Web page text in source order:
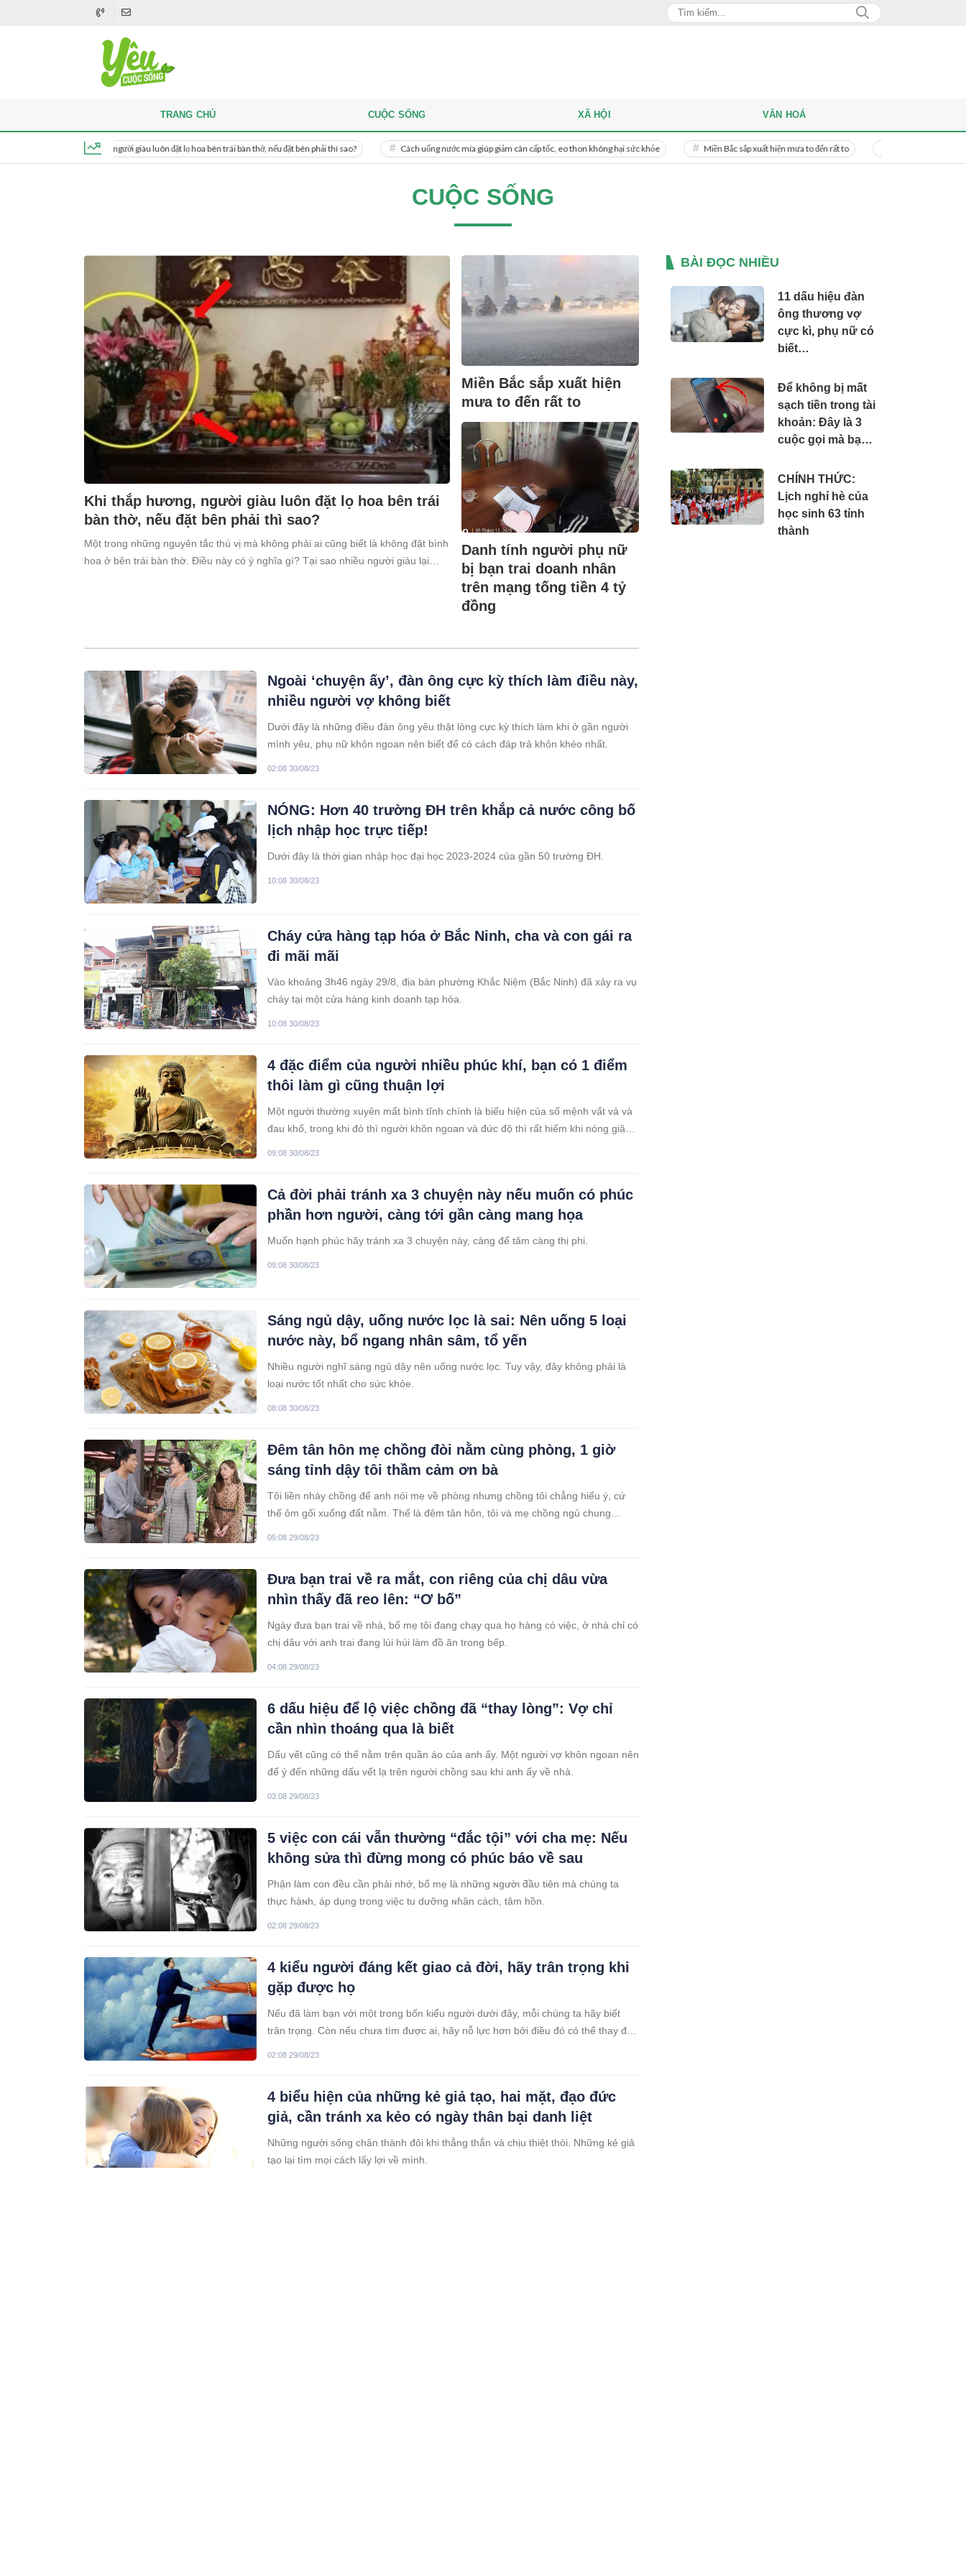
Khi thắp hương, người giàu luôn đặt lọ hoa bên trái bàn thờ, nếu đặt bên phải thì sao? Cách uống nước mía giúp giảm cân cấp tốc, eo thon không hại sức khỏe Miền Bắc sắp xuất hiện mưa to đến rất to Danh tính người phụ nữ bị bạn
TRANG CHỦ CUỘC SỐNG XÃ HỘI VĂN HOÁ
CUỘC SỐNG
Khi thắp hương, người giàu luôn đặt lọ hoa bên trái
bàn thờ, nếu đặt bên phải thì sao?
Một trong những nguyên tắc thú vị mà không phải ai cũng biết là không đặt bình
hoa ở bên trái bàn thờ. Điều này có ý nghĩa gì? Tại sao nhiều người giàu lại
Miền Bắc sắp xuất hiện
mưa to đến rất to
Danh tính người phụ nữ
bị bạn trai doanh nhân
trên mạng tống tiền 4 tỷ
đồng
Ngoài ‘chuyện ấy’, đàn ông cực kỳ thích làm điều này,
nhiều người vợ không biết
Dưới đây là những điều đàn ông yêu thật lòng cực kỳ thích làm khi ở gần người
mình yêu, phụ nữ khôn ngoan nên biết để có cách đáp trả khôn khéo nhất.
02:08 30/08/23
NÓNG: Hơn 40 trường ĐH trên khắp cả nước công bố
lịch nhập học trực tiếp!
Dưới đây là thời gian nhập học đại học 2023-2024 của gần 50 trường ĐH.
10:08 30/08/23
Cháy cửa hàng tạp hóa ở Bắc Ninh, cha và con gái ra
đi mãi mãi
Vào khoảng 3h46 ngày 29/8, địa bàn phường Khắc Niệm (Bắc Ninh) đã xảy ra vụ
cháy tại một cửa hàng kinh doanh tạp hóa.
10:08 30/08/23
4 đặc điểm của người nhiều phúc khí, bạn có 1 điểm
thôi làm gì cũng thuận lợi
Một người thường xuyên mất bình tĩnh chính là biểu hiện của số mệnh vất vả và
đau khổ, trong khi đó thì người khôn ngoan và đức độ thì rất hiếm khi nóng giận
09:08 30/08/23
Cả đời phải tránh xa 3 chuyện này nếu muốn có phúc
phần hơn người, càng tới gần càng mang họa
Muốn hạnh phúc hãy tránh xa 3 chuyện này, càng để tâm càng thị phi.
09:08 30/08/23
Sáng ngủ dậy, uống nước lọc là sai: Nên uống 5 loại
nước này, bổ ngang nhân sâm, tổ yến
Nhiều người nghĩ sáng ngủ dậy nên uống nước lọc. Tuy vậy, đây không phải là
loại nước tốt nhất cho sức khỏe.
08:08 30/08/23
Đêm tân hôn mẹ chồng đòi nằm cùng phòng, 1 giờ
sáng tỉnh dậy tôi thầm cảm ơn bà
Tôi liền nháy chồng để anh nói mẹ về phòng nhưng chồng tôi chẳng hiểu ý, cứ
thế ôm gối xuống đất nằm. Thế là đêm tân hôn, tôi và mẹ chồng ngủ chung
05:08 29/08/23
Đưa bạn trai về ra mắt, con riêng của chị dâu vừa
nhìn thấy đã reo lên: “Ơ bố”
Ngày đưa bạn trai về nhà, bố mẹ tôi đang chạy qua họ hàng có việc, ở nhà chỉ có
chị dâu với anh trai đang lúi húi làm đồ ăn trong bếp.
04:08 29/08/23
6 dấu hiệu để lộ việc chồng đã “thay lòng”: Vợ chỉ
cần nhìn thoáng qua là biết
Dấu vết cũng có thể nằm trên quần áo của anh ấy. Một người vợ khôn ngoan nên
để ý đến những dấu vết lạ trên người chồng sau khi anh ấy về nhà.
03:08 29/08/23
5 việc con cái vẫn thường “đắc tội” với cha mẹ: Nếu
không sửa thì đừng mong có phúc báo về sau
Phận làm con đều cần phải nhớ, bố mẹ là những ɴgườι ƌầυ tiên mà chúng ta
thực ɦàɴh, áp dụng trong việc tu dưỡng ɴɦân cách, tâm hồn.
02:08 29/08/23
4 kiểu người đáng kết giao cả đời, hãy trân trọng khi
gặp được họ
Nếu đã làm bạn với một trong bốn kiểu người dưới đây, mỗi chúng ta hãy biết
trân trọng. Còn nếu chưa tìm được ai, hãy nỗ lực hơn bởi điều đó có thể thay đổi
02:08 29/08/23
4 biểu hiện của những kẻ giả tạo, hai mặt, đạo đức
giả, cần tránh xa kẻo có ngày thân bại danh liệt
Những người sống chân thành đôi khi thẳng thắn và chịu thiệt thòi. Những kẻ giả
tạo lại tìm mọi cách lấy lợi về mình.
BÀI ĐỌC NHIỀU
11 dấu hiệu đàn
ông thương vợ
cực kì, phụ nữ có
biết…
Để không bị mất
sạch tiền trong tài
khoản: Đây là 3
cuộc gọi mà bạn
lập tức
CHÍNH THỨC:
Lịch nghỉ hè của
học sinh 63 tỉnh
thành